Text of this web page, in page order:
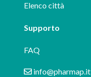
Elenco città
Supporto
FAQ
info@pharmap.it